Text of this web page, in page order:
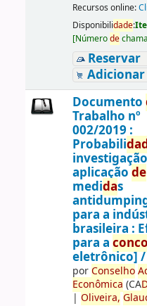
Recursos online:
Disponibilidade:
[Númerodechama
Reservar
Documento
Trabalho nº
002/2019 :
Probabilida
aplicação de
medidas
para a
brasileira :
para a
eletrônico] /
porConselho
Econômica (CA
| Oliveira,